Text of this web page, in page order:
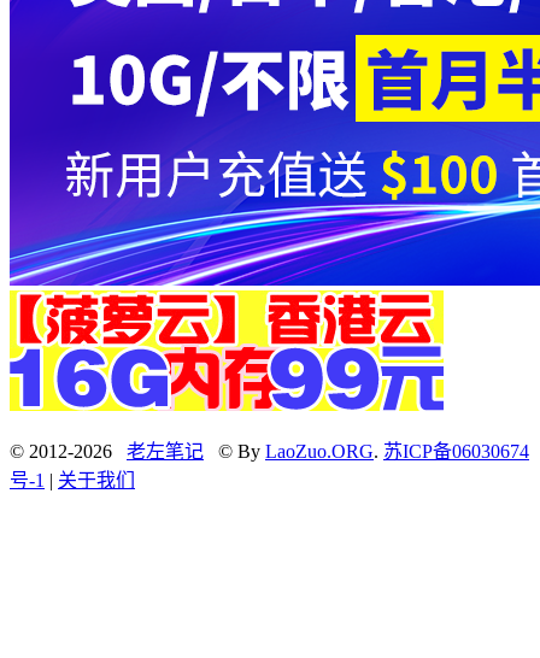
© 2012-2026 老左笔记 © By LaoZuo.ORG. 苏ICP备06030674
号-1 | 关于我们